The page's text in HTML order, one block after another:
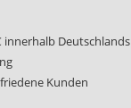
innerhalb Deutschlands
Kunden